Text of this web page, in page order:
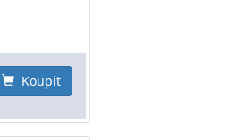
Koupit